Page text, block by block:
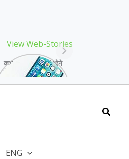
View Web-Stories
क्या storage full होने
के बाद मोबाइल हो रहा है
ENG